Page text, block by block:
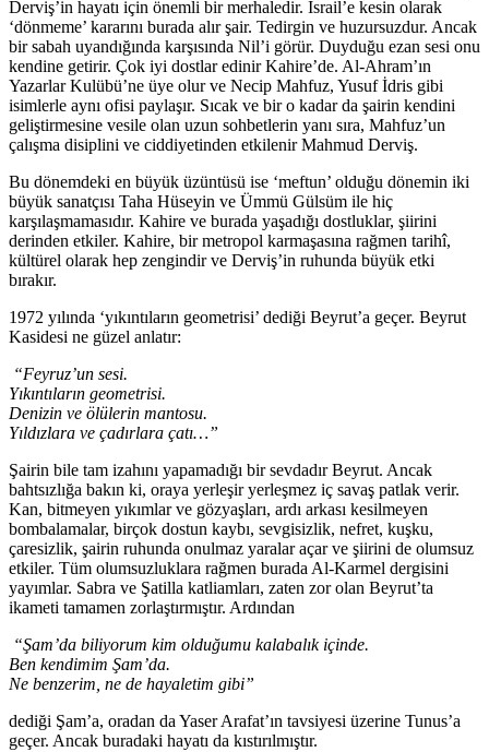
Derviş’in hayatı için önemli bir merhaledir. İsrail’e kesin olarak
‘dönmeme’ kararını burada alır şair. Tedirgin ve huzursuzdur. Ancak
bir sabah uyandığında karşısında Nil’i görür. Duyduğu ezan sesi onu
kendine getirir. Çok iyi dostlar edinir Kahire’de. Al-Ahram’ın
Yazarlar Kulübü’ne üye olur ve Necip Mahfuz, Yusuf İdris gibi
isimlerle aynı ofisi paylaşır. Sıcak ve bir o kadar da şairin kendini
geliştirmesine vesile olan uzun sohbetlerin yanı sıra, Mahfuz’un
çalışma disiplini ve ciddiyetinden etkilenir Mahmud Derviş.
Bu dönemdeki en büyük üzüntüsü ise ‘meftun’ olduğu dönemin iki
büyük sanatçısı Taha Hüseyin ve Ümmü Gülsüm ile hiç
karşılaşmamasıdır. Kahire ve burada yaşadığı dostluklar, şiirini
derinden etkiler. Kahire, bir metropol karmaşasına rağmen tarihî,
kültürel olarak hep zengindir ve Derviş’in ruhunda büyük etki
bırakır.
1972 yılında ‘yıkıntıların geometrisi’ dediği Beyrut’a geçer. Beyrut
Kasidesi ne güzel anlatır:
“Feyruz’un sesi.
Yıkıntıların geometrisi.
Denizin ve ölülerin mantosu.
Yıldızlara ve çadırlara çatı…”
Şairin bile tam izahını yapamadığı bir sevdadır Beyrut. Ancak
bahtsızlığa bakın ki, oraya yerleşir yerleşmez iç savaş patlak verir.
Kan, bitmeyen yıkımlar ve gözyaşları, ardı arkası kesilmeyen
bombalamalar, birçok dostun kaybı, sevgisizlik, nefret, kuşku,
çaresizlik, şairin ruhunda onulmaz yaralar açar ve şiirini de olumsuz
etkiler. Tüm olumsuzluklara rağmen burada Al-Karmel dergisini
yayımlar. Sabra ve Şatilla katliamları, zaten zor olan Beyrut’ta
ikameti tamamen zorlaştırmıştır. Ardından
“Şam’da biliyorum kim olduğumu kalabalık içinde.
Ben kendimim Şam’da.
Ne benzerim, ne de hayaletim gibi”
dediği Şam’a, oradan da Yaser Arafat’ın tavsiyesi üzerine Tunus’a
geçer. Ancak buradaki hayatı da kıstırılmıştır.